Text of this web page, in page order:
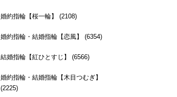
婚約指輪【桜一輪】 (2108)
婚約指輪・結婚指輪【恋風】 (6354)
結婚指輪【紅ひとすじ】 (6566)
婚約指輪・結婚指輪【木目つむぎ】
(2225)